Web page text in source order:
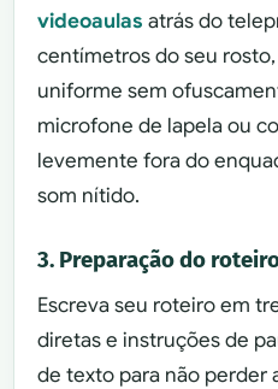
videoaulas atrás do
centímetros do seu
uniforme sem
microfone de lapela ou
levemente fora do
som nítido.
3. Preparação do
Escreva seu roteiro em
diretas e instruções de
de texto para não perder